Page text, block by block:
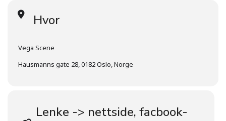
Hvor
Vega Scene
Hausmanns gate 28, 0182 Oslo, Norge
Lenke -> nettside, facbook-